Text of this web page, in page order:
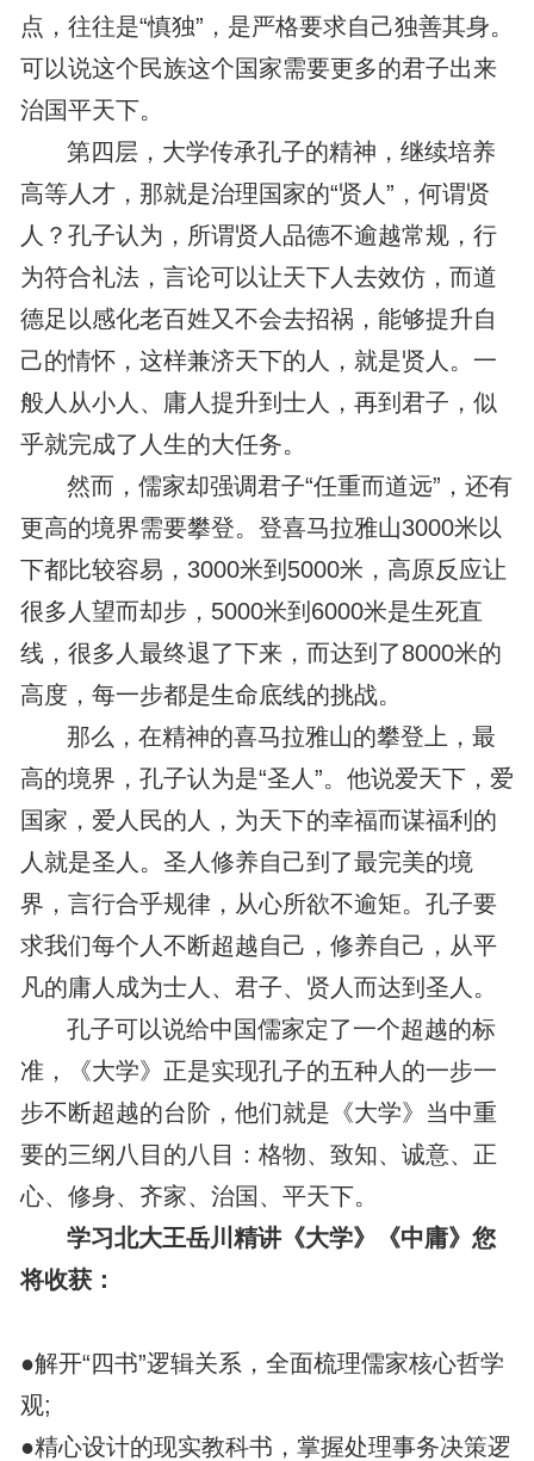
点，往往是“慎独”，是严格要求自己独善其身。
可以说这个民族这个国家需要更多的君子出来
治国平天下。
第四层，大学传承孔子的精神，继续培养
高等人才，那就是治理国家的“贤人”，何谓贤
人？孔子认为，所谓贤人品德不逾越常规，行
为符合礼法，言论可以让天下人去效仿，而道
德足以感化老百姓又不会去招祸，能够提升自
己的情怀，这样兼济天下的人，就是贤人。一
般人从小人、庸人提升到士人，再到君子，似
乎就完成了人生的大任务。
然而，儒家却强调君子“任重而道远”，还有
更高的境界需要攀登。登喜马拉雅山3000米以
下都比较容易，3000米到5000米，高原反应让
很多人望而却步，5000米到6000米是生死直
线，很多人最终退了下来，而达到了8000米的
高度，每一步都是生命底线的挑战。
那么，在精神的喜马拉雅山的攀登上，最
高的境界，孔子认为是“圣人”。他说爱天下，爱
国家，爱人民的人，为天下的幸福而谋福利的
人就是圣人。圣人修养自己到了最完美的境
界，言行合乎规律，从心所欲不逾矩。孔子要
求我们每个人不断超越自己，修养自己，从平
凡的庸人成为士人、君子、贤人而达到圣人。
孔子可以说给中国儒家定了一个超越的标
准，《大学》正是实现孔子的五种人的一步一
步不断超越的台阶，他们就是《大学》当中重
要的三纲八目的八目：格物、致知、诚意、正
心、修身、齐家、治国、平天下。
学习北大王岳川精讲《大学》《中庸》您
将收获：
●解开“四书”逻辑关系，全面梳理儒家核心哲学
观;
●精心设计的现实教科书，掌握处理事务决策逻